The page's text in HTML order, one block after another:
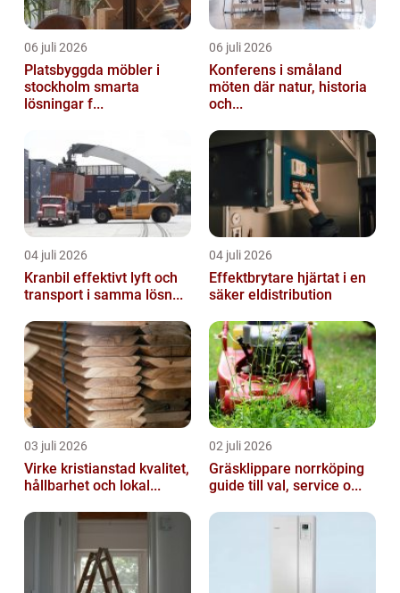
06 juli 2026
Platsbyggda möbler i
stockholm smarta
lösningar f...
06 juli 2026
Konferens i småland
möten där natur, historia
och...
04 juli 2026
Kranbil effektivt lyft och
transport i samma lösn...
04 juli 2026
Effektbrytare hjärtat i en
säker eldistribution
03 juli 2026
Virke kristianstad kvalitet,
hållbarhet och lokal...
02 juli 2026
Gräsklippare norrköping
guide till val, service o...